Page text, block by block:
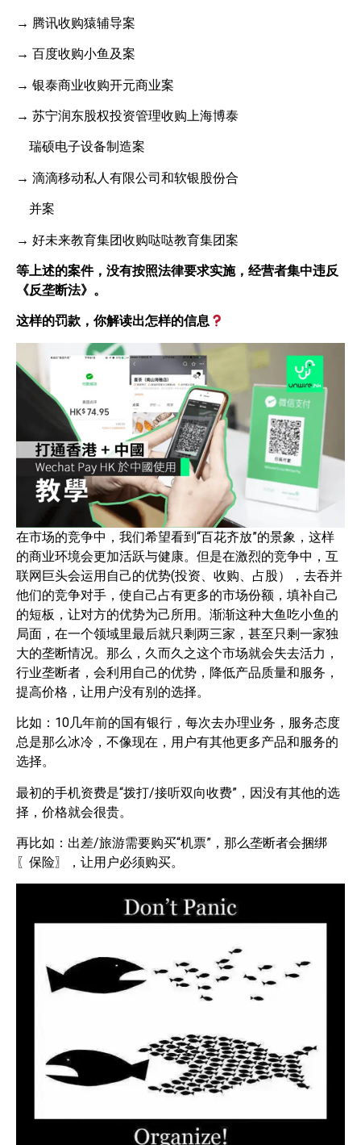
→ 腾讯收购猿辅导案
→ 百度收购小鱼及案
→ 银泰商业收购开元商业案
→ 苏宁润东股权投资管理收购上海博泰
瑞硕电子设备制造案
→ 滴滴移动私人有限公司和软银股份合
并案
→ 好未来教育集团收购哒哒教育集团案
等上述的案件，没有按照法律要求实施，经营者集中违反
《反垄断法》。
这样的罚款，你解读出怎样的信息
在市场的竞争中，我们希望看到“百花齐放”的景象，这样
的商业环境会更加活跃与健康。但是在激烈的竞争中，互
联网巨头会运用自己的优势(投资、收购、占股），去吞并
他们的竞争对手，使自己占有更多的市场份额，填补自己
的短板，让对方的优势为己所用。渐渐这种大鱼吃小鱼的
局面，在一个领域里最后就只剩两三家，甚至只剩一家独
大的垄断情况。那么，久而久之这个市场就会失去活力，
行业垄断者，会利用自己的优势，降低产品质量和服务，
提高价格，让用户没有别的选择。
比如：10几年前的国有银行，每次去办理业务，服务态度
总是那么冰冷，不像现在，用户有其他更多产品和服务的
选择。
最初的手机资费是“拨打/接听双向收费”，因没有其他的选
择，价格就会很贵。
再比如：出差/旅游需要购买“机票”，那么垄断者会捆绑
〖保险〗，让用户必须购买。